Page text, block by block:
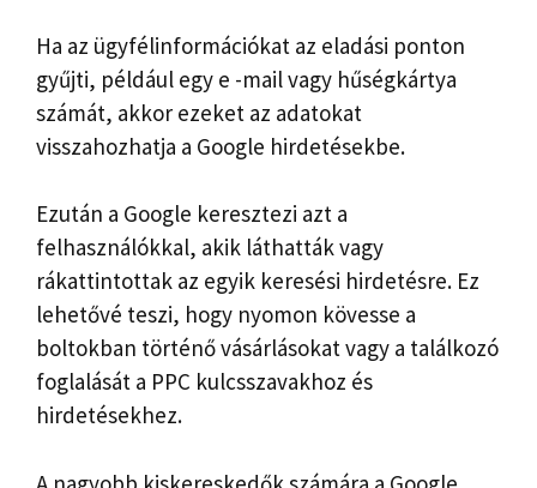
Ha az ügyfélinformációkat az eladási ponton
gyűjti, például egy e -mail vagy hűségkártya
számát, akkor ezeket az adatokat
visszahozhatja a Google hirdetésekbe.
Ezután a Google keresztezi azt a
felhasználókkal, akik láthatták vagy
rákattintottak az egyik keresési hirdetésre. Ez
lehetővé teszi, hogy nyomon kövesse a
boltokban történő vásárlásokat vagy a találkozó
foglalását a PPC kulcsszavakhoz és
hirdetésekhez.